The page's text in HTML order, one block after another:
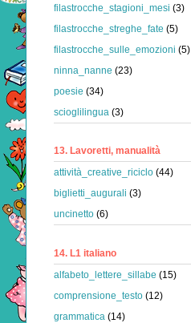
filastrocche_stagioni_mesi (3)
filastrocche_streghe_fate (5)
filastrocche_sulle_emozioni (5)
ninna_nanne (23)
poesie (34)
scioglilingua (3)
13. Lavoretti, manualità
attività_creative_riciclo (44)
biglietti_augurali (3)
uncinetto (6)
14. L1 italiano
alfabeto_lettere_sillabe (15)
comprensione_testo (12)
grammatica (14)